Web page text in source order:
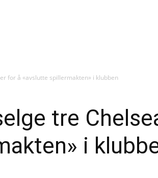
for å «avslutte spillermakten» i klubben
tre
i